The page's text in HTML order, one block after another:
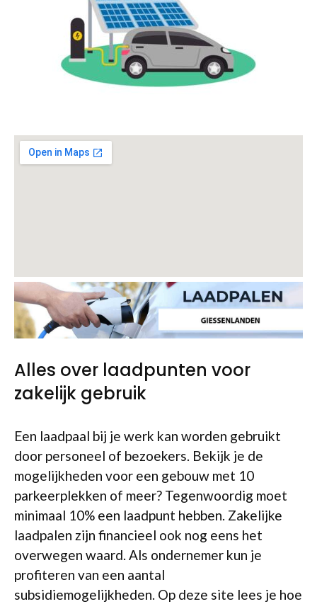
Alles over laadpunten voor
zakelijk gebruik
Een laadpaal bij je werk kan worden gebruikt
door personeel of bezoekers. Bekijk je de
mogelijkheden voor een gebouw met 10
parkeerplekken of meer? Tegenwoordig moet
minimaal 10% een laadpunt hebben. Zakelijke
laadpalen zijn financieel ook nog eens het
overwegen waard. Als ondernemer kun je
profiteren van een aantal
subsidiemogelijkheden. Op deze site lees je hoe